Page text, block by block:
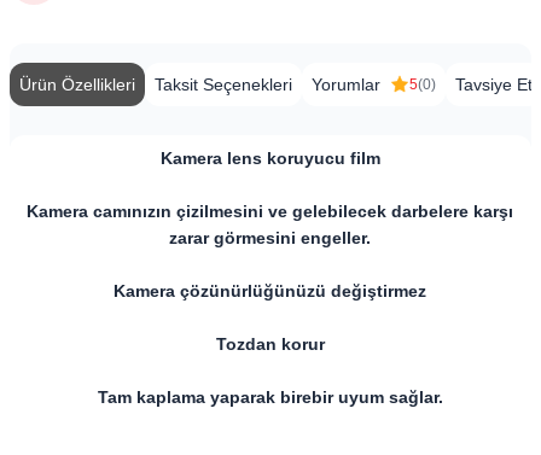
Ürün Özellikleri Taksit Seçenekleri Yorumlar 5(0) Tavsiye Et
Kamera lens koruyucu film
Kamera camınızın çizilmesini ve gelebilecek darbelere karşı
zarar görmesini engeller.
Kamera çözünürlüğünüzü değiştirmez
Tozdan korur
Tam kaplama yaparak birebir uyum sağlar.